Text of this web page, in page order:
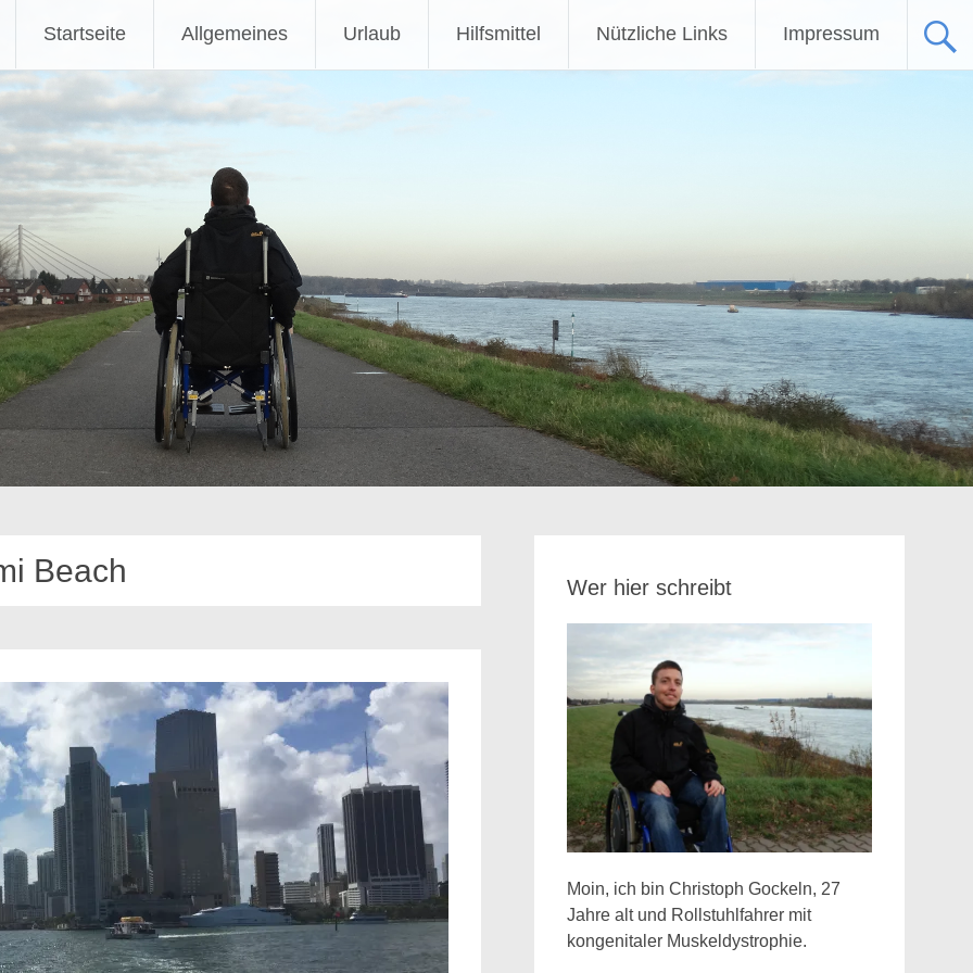
Inhalt
Startseite Allgemeines Urlaub Hilfsmittel Nützliche Links Impressum
Beach Wer hier schreibt
Moin, ich bin Christoph Gockeln, 27
Jahre alt und Rollstuhlfahrer mit
kongenitaler Muskeldystrophie.